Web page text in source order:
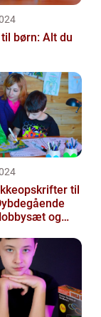
børn: Alt du
til
og